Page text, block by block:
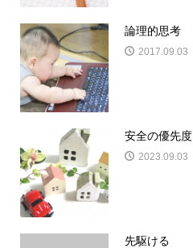
論理的思考
2017.09.03
安全の優先度
2023.09.03
先駆ける